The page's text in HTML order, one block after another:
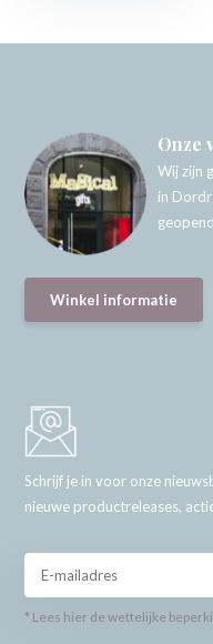
Onze
Wij zijn
in
Winkel informatie
Schrijf je in voor onze
nieuwe productreleases,
* Lees hier de wettelijke